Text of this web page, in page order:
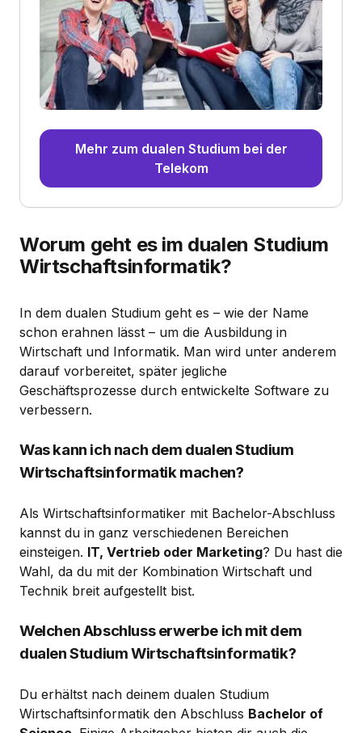
Mehr zum dualen Studium bei der
Telekom
Worum geht es im dualen Studium
Wirtschaftsinformatik?
In dem dualen Studium geht es – wie der Name
schon erahnen lässt – um die Ausbildung in
Wirtschaft und Informatik. Man wird unter anderem
darauf vorbereitet, später jegliche
Geschäftsprozesse durch entwickelte Software zu
verbessern.
Was kann ich nach dem dualen Studium
Wirtschaftsinformatik machen?
Als Wirtschaftsinformatiker mit Bachelor-Abschluss
kannst du in ganz verschiedenen Bereichen
einsteigen. IT, Vertrieb oder Marketing? Du hast die
Wahl, da du mit der Kombination Wirtschaft und
Technik breit aufgestellt bist.
Welchen Abschluss erwerbe ich mit dem
dualen Studium Wirtschaftsinformatik?
Du erhältst nach deinem dualen Studium
Wirtschaftsinformatik den Abschluss Bachelor of